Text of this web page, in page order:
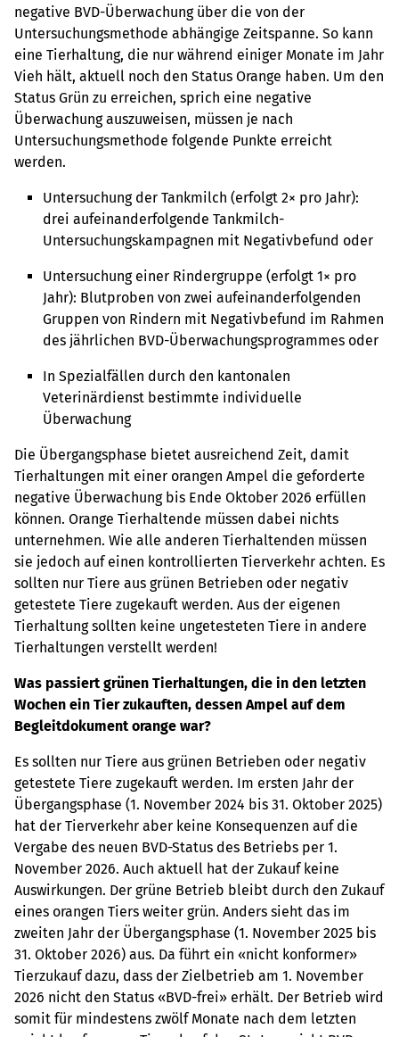
negative BVD-Überwachung über die von der
Untersuchungsmethode abhängige Zeitspanne. So kann
eine Tierhaltung, die nur während einiger Monate im Jahr
Vieh hält, aktuell noch den Status Orange haben. Um den
Status Grün zu erreichen, sprich eine negative
Überwachung auszuweisen, müssen je nach
Untersuchungsmethode folgende Punkte erreicht
werden.
Untersuchung der Tankmilch (erfolgt 2× pro Jahr):
drei aufeinanderfolgende Tankmilch-
Untersuchungskampagnen mit Negativbefund oder
Untersuchung einer Rindergruppe (erfolgt 1× pro
Jahr): Blutproben von zwei aufeinanderfolgenden
Gruppen von Rindern mit Negativbefund im Rahmen
des jährlichen BVD-Überwachungsprogrammes oder
In Spezialfällen durch den kantonalen
Veterinärdienst bestimmte individuelle
Überwachung
Die Übergangsphase bietet ausreichend Zeit, damit
Tierhaltungen mit einer orangen Ampel die geforderte
negative Überwachung bis Ende Oktober 2026 erfüllen
können. Orange Tierhaltende müssen dabei nichts
unternehmen. Wie alle anderen Tierhaltenden müssen
sie jedoch auf einen kontrollierten Tierverkehr achten. Es
sollten nur Tiere aus grünen Betrieben oder negativ
getestete Tiere zugekauft werden. Aus der eigenen
Tierhaltung sollten keine ungetesteten Tiere in andere
Tierhaltungen verstellt werden!
Was passiert grünen Tierhaltungen, die in den letzten
Wochen ein Tier zukauften, dessen Ampel auf dem
Begleitdokument orange war?
Es sollten nur Tiere aus grünen Betrieben oder negativ
getestete Tiere zugekauft werden. Im ersten Jahr der
Übergangsphase (1. November 2024 bis 31. Oktober 2025)
hat der Tierverkehr aber keine Konsequenzen auf die
Vergabe des neuen BVD-Status des Betriebs per 1.
November 2026. Auch aktuell hat der Zukauf keine
Auswirkungen. Der grüne Betrieb bleibt durch den Zukauf
eines orangen Tiers weiter grün. Anders sieht das im
zweiten Jahr der Übergangsphase (1. November 2025 bis
31. Oktober 2026) aus. Da führt ein «nicht konformer»
Tierzukauf dazu, dass der Zielbetrieb am 1. November
2026 nicht den Status «BVD-frei» erhält. Der Betrieb wird
somit für mindestens zwölf Monate nach dem letzten